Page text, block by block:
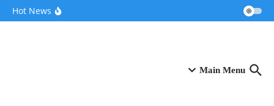
Aller au contenu
Hot News
Main Menu